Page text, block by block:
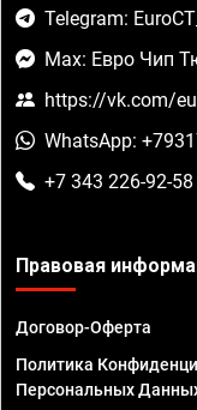
Telegram:
Max: Евро Чип
https://vk.com/
WhatsApp:
+7 343 226-92-58
Правовая
Договор-Оферта
Политика
Персональных